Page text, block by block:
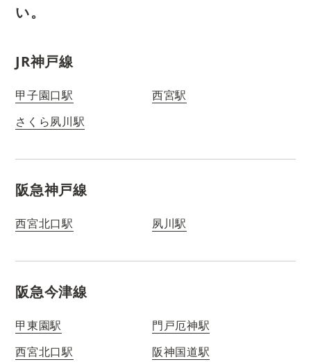
い。
JR神戸線
甲子園口駅
西宮駅
さくら夙川駅
阪急神戸線
西宮北口駅 夙川駅
阪急今津線
甲東園駅
門戸厄神駅
西宮北口駅
阪神国道駅